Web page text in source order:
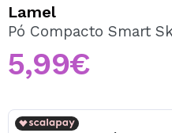
Ao criar uma conta no
compras rapidamente,
encomendas e consultar as
Lamel
Pó Compacto Smart
5,99€